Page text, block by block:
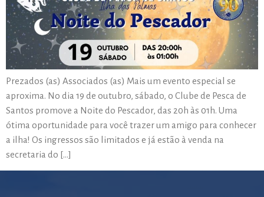
Prezados (as) Associados (as) Mais um evento especial se
aproxima. No dia 19 de outubro, sábado, o Clube de Pesca de
Santos promove a Noite do Pescador, das 20h às 01h. Uma
ótima oportunidade para você trazer um amigo para conhecer
a ilha! Os ingressos são limitados e já estão à venda na
secretaria do […]